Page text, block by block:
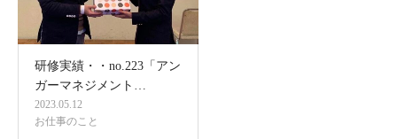
研修実績・・no.223「アン
ガーマネジメント…
2023.05.12
お仕事のこと